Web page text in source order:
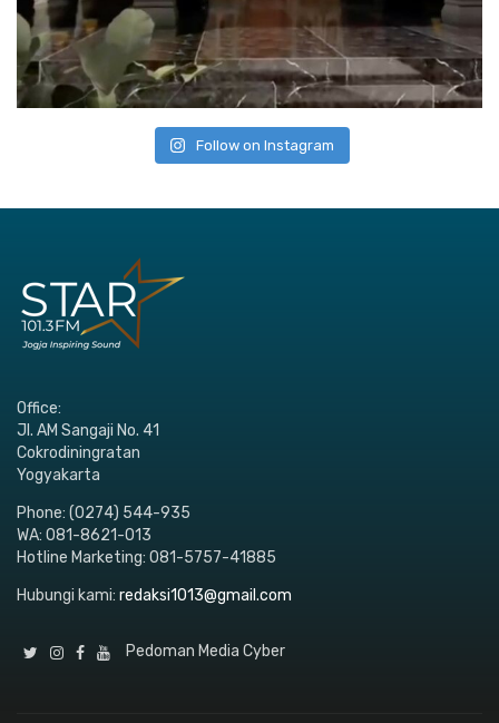
Follow on Instagram
Office:
Jl. AM Sangaji No. 41
Cokrodiningratan
Yogyakarta
Phone: (0274) 544-935
WA: 081-8621-013
Hotline Marketing: 081-5757-41885
Hubungi kami: redaksi1013@gmail.com
Pedoman Media Cyber